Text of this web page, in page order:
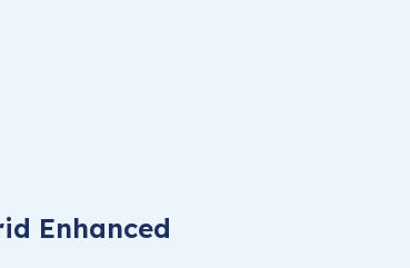
Enhanced